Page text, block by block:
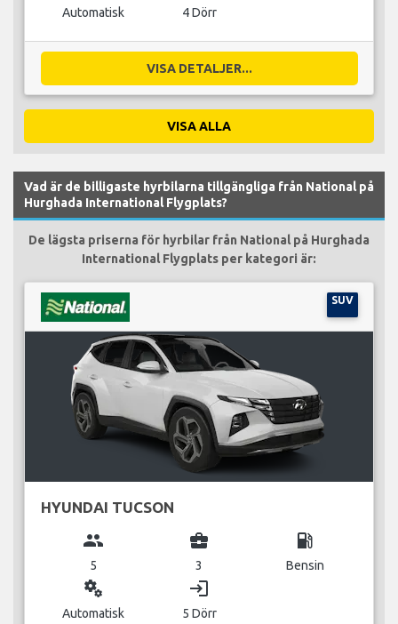
Automatisk 4 Dörr
VISA DETALJER...
VISA ALLA
Vad är de billigaste hyrbilarna tillgängliga från National på
Hurghada International Flygplats?
De lägsta priserna för hyrbilar från National på Hurghada
International Flygplats per kategori är:
SUV
HYUNDAI TUCSON
group
5
business_center
3
local_gas_station
Bensin
miscellaneous_services
Automatisk
login
5 Dörr